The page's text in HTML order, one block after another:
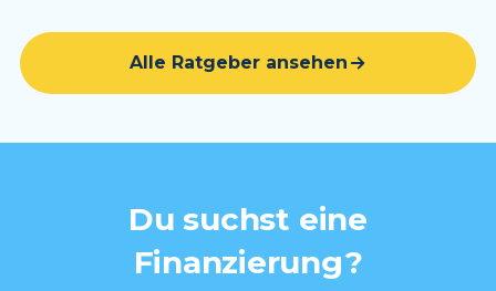
Alle Ratgeber ansehen
Du suchst eine
Finanzierung?